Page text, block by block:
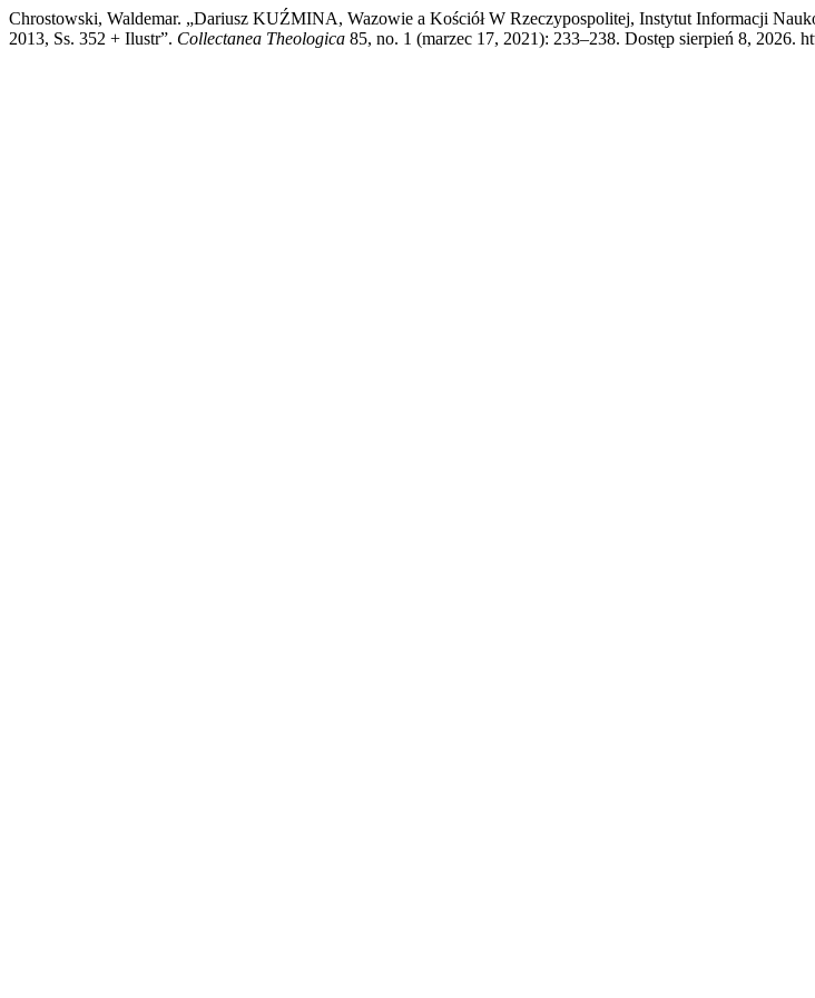
Chrostowski, Waldemar. „Dariusz KUŹMINA, Wazowie a Kościół W Rzeczypospolitej, Instytut Informacji
2013, Ss. 352 + Ilustr”. Collectanea Theologica 85, no. 1 (marzec 17, 2021): 233–238. Dostęp sierpień 8, 2026.